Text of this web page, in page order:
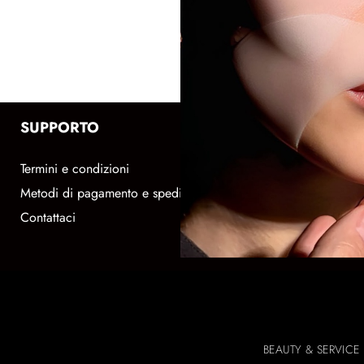
SUPPORTO
Termini e condizioni
Metodi di pagamento e spedizione
Contattaci
SEGUICI
Store Locator
Newsletter
BEAUTY &